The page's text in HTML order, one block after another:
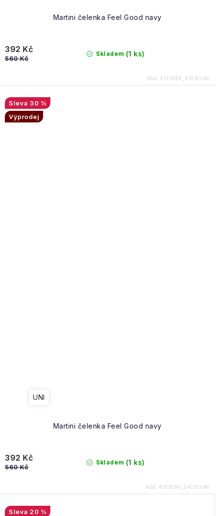
Martini čelenka Feel Good navy
Skladem (1 ks)
392 Kč
560 Kč
Kód: 4131684_6168/UNI
Martini čelenka Feel Good navy
30 %
Výprodej
UNI
Skladem (1 ks)
392 Kč
560 Kč
Kód: 4131680_2408/UNI
20 %